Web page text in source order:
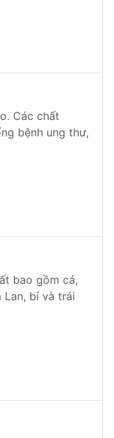
Các chất
bệnh ung thư,
bao gồm cá,
Lan, bí và trái